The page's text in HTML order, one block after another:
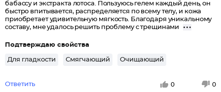
бабассу и экстракта лотоса. Пользуюсь гелем каждый день, он
быстро впитывается, распределяется по всему телу, и кожа
приобретает удивительную мягкость. Благодаря уникальному
составу, мне удалось решить проблему с трещинами
Подтверждаю свойства
Для гладкости Смягчающий Очищающий
Ответить 0 0